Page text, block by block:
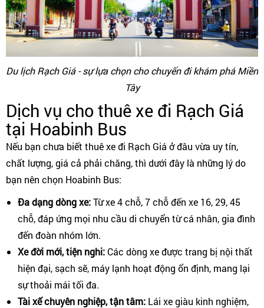
Du lịch Rạch Giá - sự lựa chọn cho chuyến đi khám phá Miền
Tây
Dịch vụ cho thuê xe đi Rạch Giá
tại Hoabinh Bus
Nếu bạn chưa biết thuê xe đi Rạch Giá ở đâu vừa uy tín,
chất lượng, giá cả phải chăng, thì dưới đây là những lý do
bạn nên chọn Hoabinh Bus:
Đa dạng dòng xe:Từ xe 4 chỗ, 7 chỗ đến xe 16, 29, 45
chỗ, đáp ứng mọi nhu cầu di chuyển từ cá nhân, gia đình
đến đoàn nhóm lớn.
Xe đời mới, tiện nghi: Các dòng xe được trang bị nội thất
hiện đại, sạch sẽ, máy lạnh hoạt động ổn định, mang lại
sự thoải mái tối đa.
Tài xế chuyên nghiệp, tận tâm: Lái xe giàu kinh nghiệm,